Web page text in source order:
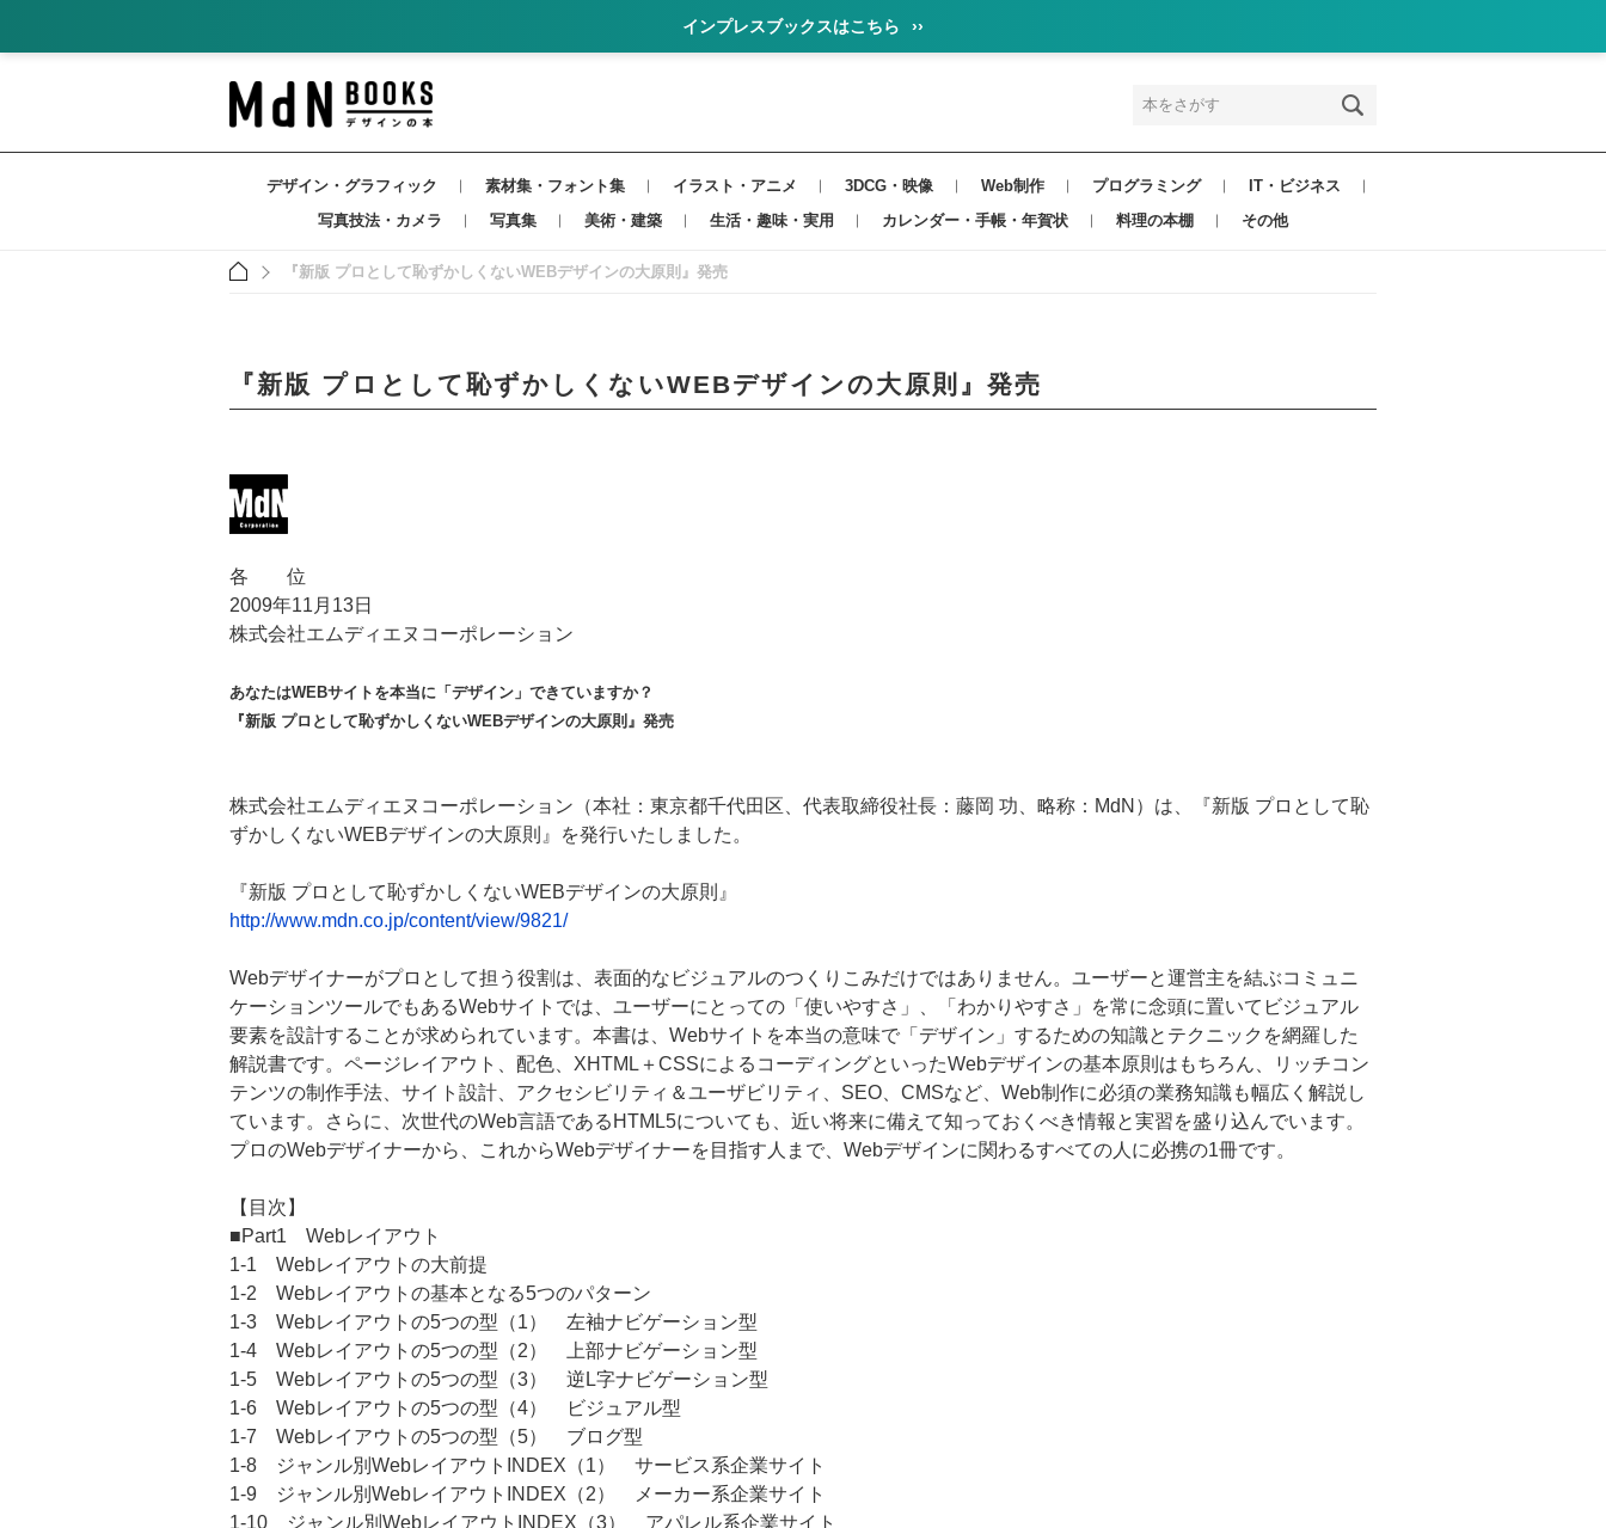
インプレスブックスはこちら ››
デザイン・グラフィック 素材集・フォント集 イラスト・アニメ 3DCG・映像 Web制作 プログラミング
IT・ビジネス
写真技法・カメラ
写真集 美術・建築 生活・趣味・実用 カレンダー・手帳・年賀状 料理の本棚 その他
『新版 プロとして恥ずかしくないWEBデザインの大原則』発売
『新版 プロとして恥ずかしくないWEBデザインの大原則』発売
各 位
2009年11月13日
株式会社エムディエヌコーポレーション
あなたはWEBサイトを本当に「デザイン」できていますか？
『新版 プロとして恥ずかしくないWEBデザインの大原則』発売
株式会社エムディエヌコーポレーション（本社：東京都千代田区、代表取締役社長：藤岡 功、略称：MdN）は、『新版 プロとして恥
ずかしくないWEBデザインの大原則』を発行いたしました。
『新版 プロとして恥ずかしくないWEBデザインの大原則』
http://www.mdn.co.jp/content/view/9821/
Webデザイナーがプロとして担う役割は、表面的なビジュアルのつくりこみだけではありません。ユーザーと運営主を結ぶコミュニ
ケーションツールでもあるWebサイトでは、ユーザーにとっての「使いやすさ」、「わかりやすさ」を常に念頭に置いてビジュアル
要素を設計することが求められています。本書は、Webサイトを本当の意味で「デザイン」するための知識とテクニックを網羅した
解説書です。ページレイアウト、配色、XHTML＋CSSによるコーディングといったWebデザインの基本原則はもちろん、リッチコン
テンツの制作手法、サイト設計、アクセシビリティ＆ユーザビリティ、SEO、CMSなど、Web制作に必須の業務知識も幅広く解説し
ています。さらに、次世代のWeb言語であるHTML5についても、近い将来に備えて知っておくべき情報と実習を盛り込んでいます。
プロのWebデザイナーから、これからWebデザイナーを目指す人まで、Webデザインに関わるすべての人に必携の1冊です。
【目次】
■Part1 Webレイアウト
1-1 Webレイアウトの大前提
1-2 Webレイアウトの基本となる5つのパターン
1-3 Webレイアウトの5つの型（1） 左袖ナビゲーション型
1-4 Webレイアウトの5つの型（2） 上部ナビゲーション型
1-5 Webレイアウトの5つの型（3） 逆L字ナビゲーション型
1-6 Webレイアウトの5つの型（4） ビジュアル型
1-7 Webレイアウトの5つの型（5） ブログ型
1-8 ジャンル別WebレイアウトINDEX（1） サービス系企業サイト
1-9 ジャンル別WebレイアウトINDEX（2） メーカー系企業サイト
1-10 ジャンル別WebレイアウトINDEX（3） アパレル系企業サイト